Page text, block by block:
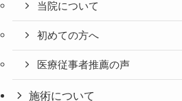
当院について
初めての方へ
医療従事者推薦の声
施術について